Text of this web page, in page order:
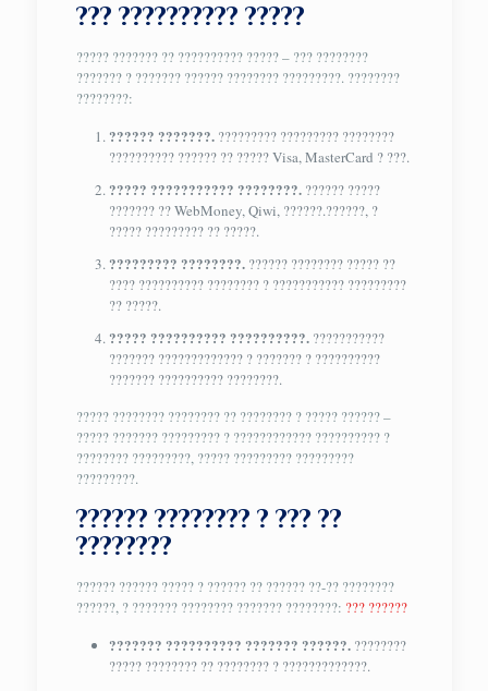
??? ?????????? ?????
????? ??????? ?? ?????????? ????? – ??? ????????
??????? ? ??????? ?????? ???????? ?????????. ????????
????????:
?????? ???????.????????? ????????? ????????
?????????? ?????? ?? ????? Visa, MasterCard ? ???.
????? ??????????? ????????.?????? ?????
??????? ?? WebMoney, Qiwi, ??????.??????, ?
????? ????????? ?? ?????.
????????? ????????.?????? ???????? ????? ??
???? ?????????? ???????? ? ??????????? ?????????
?? ?????.
????? ?????????? ??????????.???????????
??????? ????????????? ? ??????? ? ??????????
??????? ?????????? ????????.
????? ???????? ???????? ?? ???????? ? ????? ?????? –
????? ??????? ????????? ? ???????????? ?????????? ?
???????? ?????????, ????? ????????? ?????????
?????????.
?????? ???????? ? ??? ??
????????
?????? ?????? ????? ? ?????? ?? ?????? ??-?? ????????
??????, ? ??????? ???????? ??????? ????????: ??? ??????
??????? ?????????? ??????? ??????.????????
????? ???????? ?? ???????? ? ?????????????.